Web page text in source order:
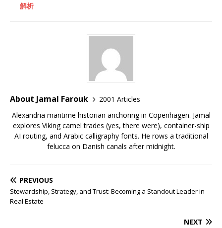
解析
About Jamal Farouk
2001 Articles
Alexandria maritime historian anchoring in Copenhagen. Jamal
explores Viking camel trades (yes, there were), container-ship
AI routing, and Arabic calligraphy fonts. He rows a traditional
felucca on Danish canals after midnight.
PREVIOUS
Stewardship, Strategy, and Trust: Becoming a Standout Leader in
Real Estate
NEXT